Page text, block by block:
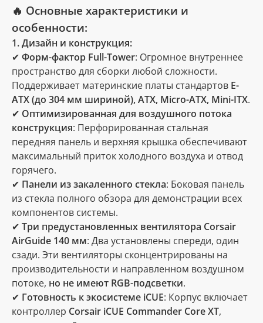
🔥 Основные характеристики и
особенности:
1. Дизайн и конструкция:
✔ Форм-фактор Full-Tower: Огромное внутреннее
пространство для сборки любой сложности.
Поддерживает материнские платы стандартов E-
ATX (до 304 мм шириной), ATX, Micro-ATX, Mini-ITX.
✔ Оптимизированная для воздушного потока
конструкция: Перфорированная стальная
передняя панель и верхняя крышка обеспечивают
максимальный приток холодного воздуха и отвод
горячего.
✔ Панели из закаленного стекла: Боковая панель
из стекла полного обзора для демонстрации всех
компонентов системы.
✔ Три предустановленных вентилятора Corsair
AirGuide 140 мм: Два установлены спереди, один
сзади. Эти вентиляторы сконцентрированы на
производительности и направленном воздушном
потоке, но не имеют RGB-подсветки.
✔ Готовность к экосистеме iCUE: Корпус включает
контроллер Corsair iCUE Commander Core XT,